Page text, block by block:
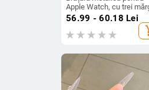
Apple Watch, cu trei
de rășină, pentru modelele
S10/S11, închidere
56.99 - 60.18 Lei